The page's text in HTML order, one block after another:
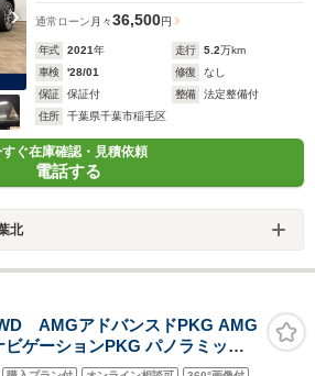
通常ローン 月々36,500円
年式 2021年 走行 5.2万km
車検
'28/01 修復
なし
保証
保証付 整備
法定整備付
住所
千葉県千葉市稲毛区
ぐ在庫確認・見積依頼
電話する
北
AMGアドバンスドPKG AMG
ゲーションPKG パノラミック
/黒レザーシート シートヒーター